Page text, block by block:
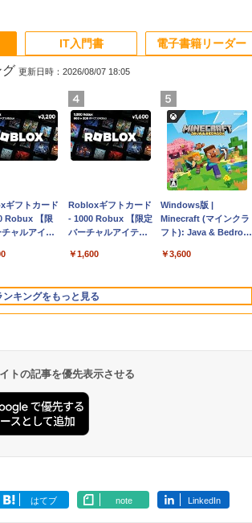
2026
Air M5チ
13インチノ
Intelligence、
ィスプレ
ユニファイ
、1TB SSD
ID - シル
【Amazon.co.jp限
定】 HP ノートパソ
コン 15-fd 15.6イン
512GB SSD インテ
￥129,800
FMV ノートパソコン
WE1-K3 (MS 365
Personal/Copilotキー
型/Core i5/16GB/SSD
FMVWK3E15W_AZ
￥139,880
グ 更新日時：2026/08/07 18:05
ギフトカード
Robux 【限
チャルアイテ
ームコード】
ード版
Robloxギフトカード
- 1000 Robux 【限定
バーチャルアイテム
ンゲームコード】 ロ
ンコード版
￥1,600
Windows版 |
Minecraft (マインクラ
フト): Java & Bedrock
ード版
￥3,600
キングをもっと見る
IT入門書
ニア 初心者
も安心 使い方
デザイン入門講座
［第2版］
￥1,292
ードウェア・市販ソフ
トウェアのパーフェク
￥1,600
電子書籍リーダー
(32GB) 7イン
スプレイ、明
トレージ、防水、7イ
ンチカラーディスプ
￥31,980
インチカラーディスプ
レイ、64GBストレー
￥115,980
トの記事を優先表示させる
はてブ note LinkedIn